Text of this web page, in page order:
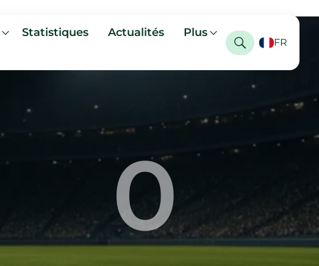
Statistiques Actualités Plus
FR
0